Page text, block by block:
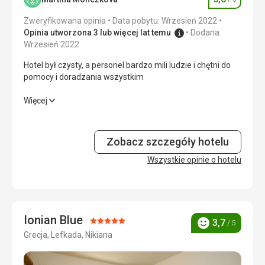
Zakwaterowanie 4,0/ 5
Okolica 5,0
Cena
być codziennie takie same!
Ta recenzja została automatycznie przetłumaczona za
Ocena
Zweryfikowana opinia
Data pobytu: Wrzesień 2022
Opinia utworzona 3 lub więcej lat temu
Dodana
Wrzesień 2022
Hotel był czysty, a personel bardzo mili ludzie i chętni do
pomocy i doradzania wszystkim
Hotel był czysty, a personel bardzo mili ludzie i chętni do
5,0 / 5
5,0/ 5
Cena 5,0 / 5
Więcej
Zobacz szczegóły hotelu
Wszystkie opinie o hotelu
Ionian Blue Ocena:
5/5
Grecja, Lefkada, Nikiana
Ocena
3,7 / 5